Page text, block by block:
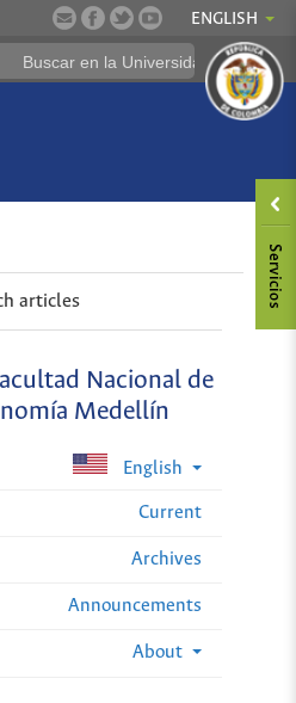
ENGLISH
articles
Nacional de
Medellín
English
Current
Archives
Announcements
About